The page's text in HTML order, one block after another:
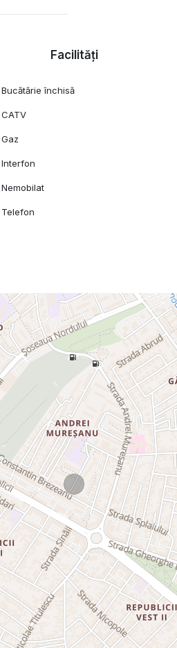
Facilități
Bucătărie închisă
CATV
Gaz
Interfon
Nemobilat
Telefon